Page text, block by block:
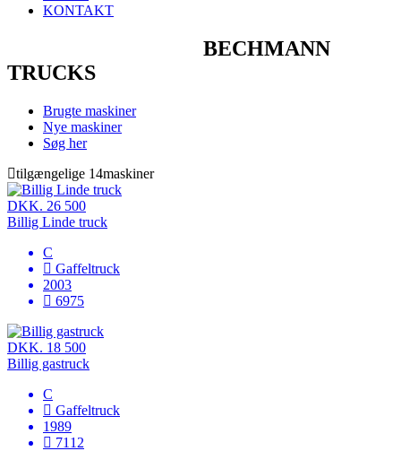
KONTAKT
BECHMANN
TRUCKS
Brugte maskiner
Nye maskiner
Søg her
tilgængelige 14maskiner
DKK. 26 500
Billig Linde truck
C
Gaffeltruck
2003
6975
DKK. 18 500
Billig gastruck
C
Gaffeltruck
1989
7112